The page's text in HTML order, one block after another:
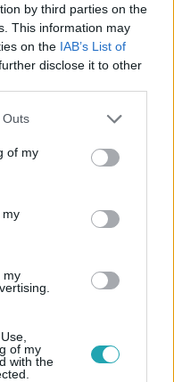
by third parties on the
This information may
on the IAB’s List of
disclose it to other
one or more Google
You may click to
its third-party tags to
in below Google
Outs
of my
my
my
of my
with the
JELENET
VALI